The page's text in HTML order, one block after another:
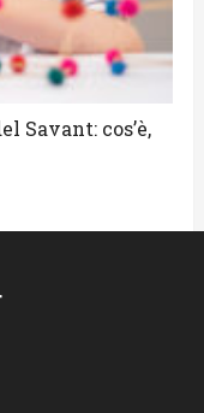
Savant: cos’è,